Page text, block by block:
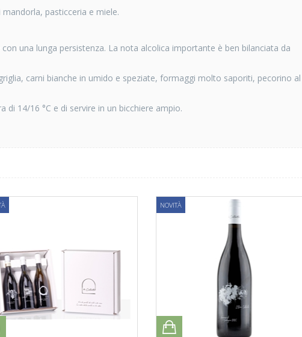
pasticceria e miele.
una lunga persistenza. La nota alcolica importante è ben bilanciata da
carni bianche in umido e speziate, formaggi molto saporiti, pecorino al
di 14/16 °C e di servire in un bicchiere ampio.
NOVITÀ